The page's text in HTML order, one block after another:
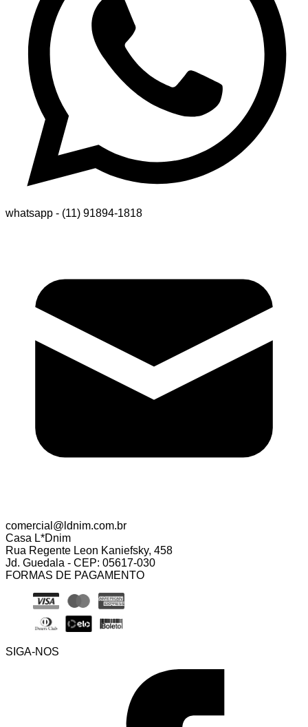
whatsapp - (11) 91894-1818
comercial@ldnim.com.br
Casa L*Dnim
Rua Regente Leon Kaniefsky, 458
Jd. Guedala - CEP: 05617-030
FORMAS DE PAGAMENTO
SIGA-NOS